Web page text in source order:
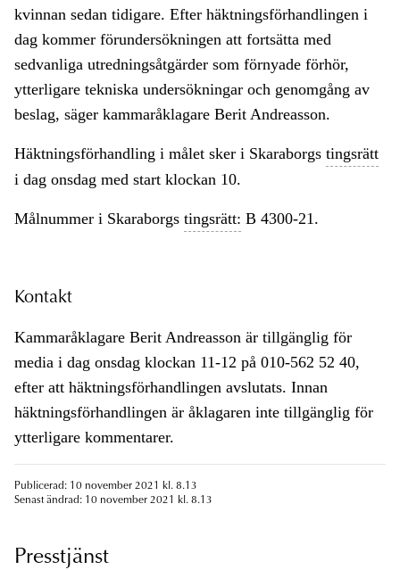
kvinnan sedan tidigare. Efter häktningsförhandlingen i
dag kommer förundersökningen att fortsätta med
sedvanliga utredningsåtgärder som förnyade förhör,
ytterligare tekniska undersökningar och genomgång av
beslag, säger kammaråklagare Berit Andreasson.
Häktningsförhandling i målet sker i Skaraborgs tingsrätt
i dag onsdag med start klockan 10.
Målnummer i Skaraborgs tingsrätt: B 4300-21.
Kontakt
Kammaråklagare Berit Andreasson är tillgänglig för
media i dag onsdag klockan 11-12 på 010-562 52 40,
efter att häktningsförhandlingen avslutats. Innan
häktningsförhandlingen är åklagaren inte tillgänglig för
ytterligare kommentarer.
Publicerad: 10 november 2021 kl. 8.13
Senast ändrad: 10 november 2021 kl. 8.13
Presstjänst